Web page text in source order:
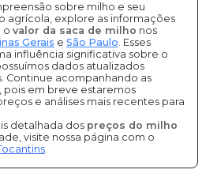
sobre milho e seu
agrícola, explore as informações
o valor da saca de milho nos
Gerais e São Paulo. Esses
influência significativa sobre o
dados atualizados
Continue acompanhando as
pois em breve estaremos
e análises mais recentes para
detalhada dos preços do milho
visite nossa página com o
.